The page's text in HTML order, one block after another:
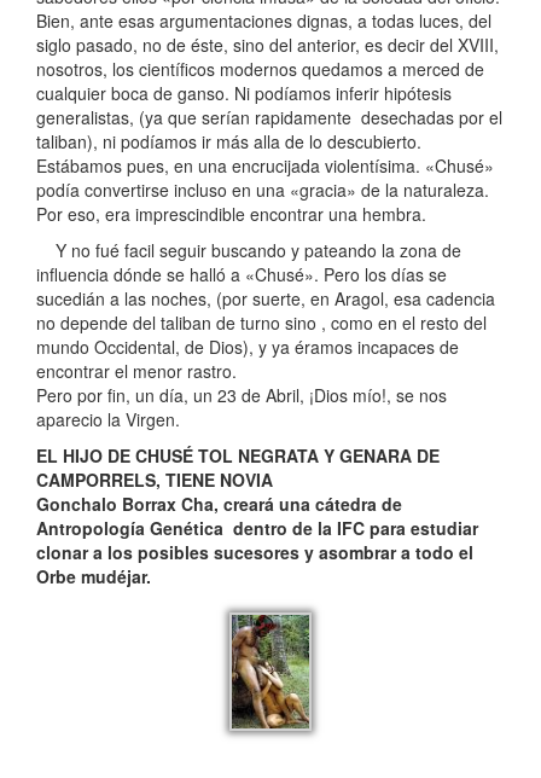
Bien, ante esas argumentaciones dignas, a todas luces, del
siglo pasado, no de éste, sino del anterior, es decir del XVIII,
nosotros, los científicos modernos quedamos a merced de
cualquier boca de ganso. Ni podíamos inferir hipótesis
generalistas, (ya que serían rapidamente desechadas por el
taliban), ni podíamos ir más alla de lo descubierto.
Estábamos pues, en una encrucijada violentísima. «Chusé»
podía convertirse incluso en una «gracia» de la naturaleza.
Por eso, era imprescindible encontrar una hembra.
Y no fué facil seguir buscando y pateando la zona de
influencia dónde se halló a «Chusé». Pero los días se
sucedián a las noches, (por suerte, en Aragol, esa cadencia
no depende del taliban de turno sino , como en el resto del
mundo Occidental, de Dios), y ya éramos incapaces de
encontrar el menor rastro.
Pero por fin, un día, un 23 de Abril, ¡Dios mío!, se nos
aparecio la Virgen.
EL HIJO DE CHUSÉ TOL NEGRATA Y GENARA DE
CAMPORRELS, TIENE NOVIA
Gonchalo Borrax Cha, creará una cátedra de
Antropología Genética dentro de la IFC para estudiar
clonar a los posibles sucesores y asombrar a todo el
Orbe mudéjar.